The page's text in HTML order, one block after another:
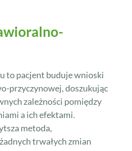
to pacjent buduje wnioski
przyczynowej, doszukując
zależności pomiędzy
a ich efektami.
metoda,
trwałych zmian